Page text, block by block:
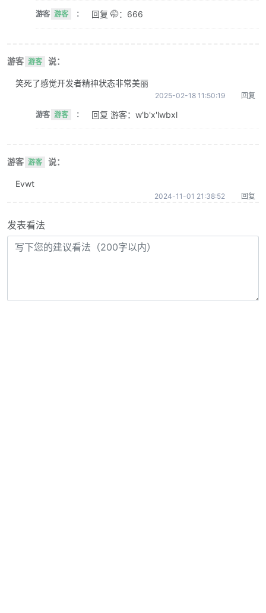
游客 游客 ： 回复 🤭：666
游客 游客 说：
笑死了感觉开发者精神状态非常美丽
2025-02-18 11:50:19 回复
游客 游客 ： 回复 游客：w'b'x'lwbxl
游客 游客 说：
Evwt
2024-11-01 21:38:52 回复
发表看法